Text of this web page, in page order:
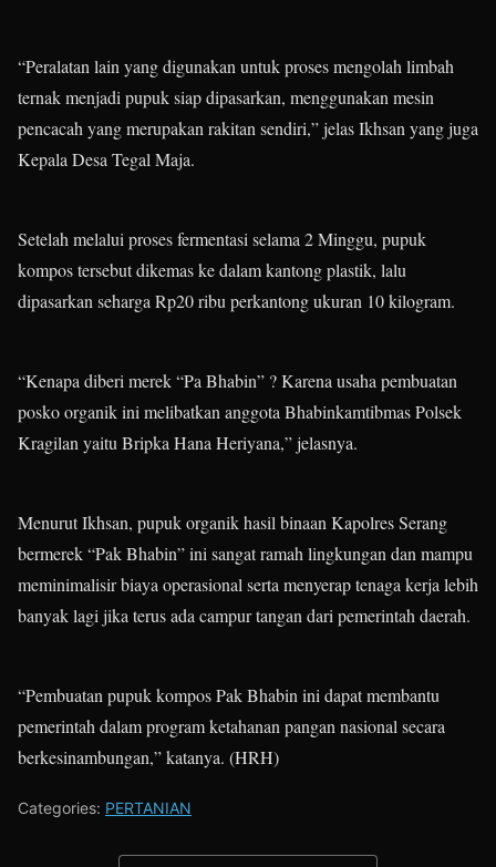
“Peralatan lain yang digunakan untuk proses mengolah limbah
ternak menjadi pupuk siap dipasarkan, menggunakan mesin
pencacah yang merupakan rakitan sendiri,” jelas Ikhsan yang juga
Kepala Desa Tegal Maja.
Setelah melalui proses fermentasi selama 2 Minggu, pupuk
kompos tersebut dikemas ke dalam kantong plastik, lalu
dipasarkan seharga Rp20 ribu perkantong ukuran 10 kilogram.
“Kenapa diberi merek “Pa Bhabin” ? Karena usaha pembuatan
posko organik ini melibatkan anggota Bhabinkamtibmas Polsek
Kragilan yaitu Bripka Hana Heriyana,” jelasnya.
Menurut Ikhsan, pupuk organik hasil binaan Kapolres Serang
bermerek “Pak Bhabin” ini sangat ramah lingkungan dan mampu
meminimalisir biaya operasional serta menyerap tenaga kerja lebih
banyak lagi jika terus ada campur tangan dari pemerintah daerah.
“Pembuatan pupuk kompos Pak Bhabin ini dapat membantu
pemerintah dalam program ketahanan pangan nasional secara
berkesinambungan,” katanya. (HRH)
Categories: PERTANIAN